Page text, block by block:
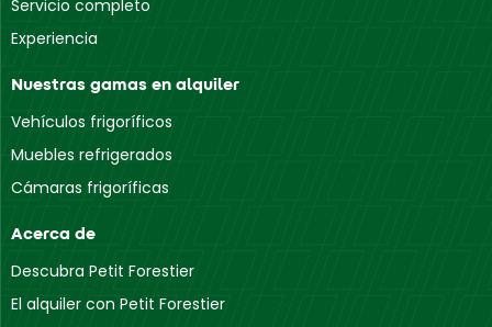
Servicio completo
Experiencia
Nuestras gamas en alquiler
Vehículos frigoríficos
Muebles refrigerados
Cámaras frigoríficas
Acerca de
Descubra Petit Forestier
El alquiler con Petit Forestier